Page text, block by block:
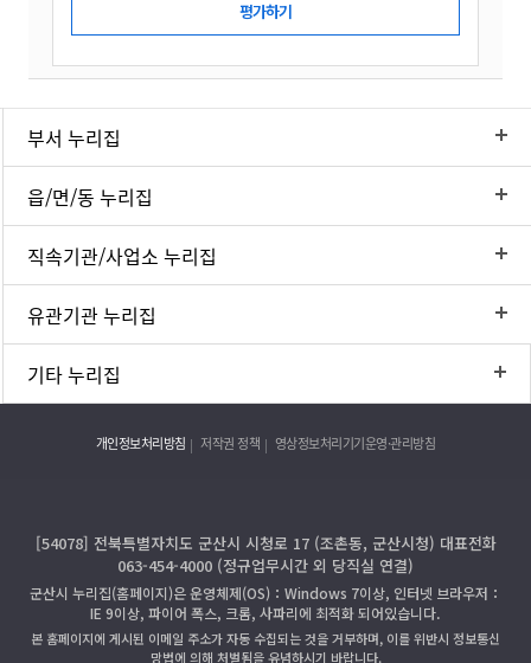
부서 누리집
읍/면/동 누리집
직속기관/사업소 누리집
유관기관 누리집
기타 누리집
개인정보처리방침 저작권 정책 영상정보처리기기운영·관리방침
[54078] 전북특별자치도 군산시 시청로 17 (조촌동, 군산시청) 대표전화
063-454-4000 (정규업무시간 외 당직실 연결)
군산시 누리집(홈페이지)은 운영체제(OS)：Windows 7이상, 인터넷 브라우저：
IE 9이상, 파이어 폭스, 크롬, 사파리에 최적화 되어있습니다.
본 홈페이지에 게시된 이메일 주소가 자동 수집되는 것을 거부하며, 이를 위반시 정보통신
망법에 의해 처벌됨을 유념하시기 바랍니다.